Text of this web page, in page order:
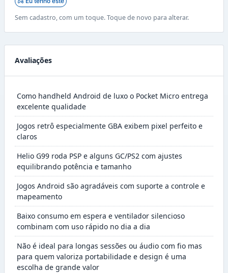
Sem cadastro, com um toque. Toque de novo para alterar.
Avaliações
Como handheld Android de luxo o Pocket Micro entrega
excelente qualidade
Jogos retrô especialmente GBA exibem pixel perfeito e
claros
Helio G99 roda PSP e alguns GC/PS2 com ajustes
equilibrando potência e tamanho
Jogos Android são agradáveis com suporte a controle e
mapeamento
Baixo consumo em espera e ventilador silencioso
combinam com uso rápido no dia a dia
Não é ideal para longas sessões ou áudio com fio mas
para quem valoriza portabilidade e design é uma
escolha de grande valor